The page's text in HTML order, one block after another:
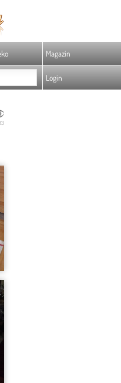
Magazin
Login